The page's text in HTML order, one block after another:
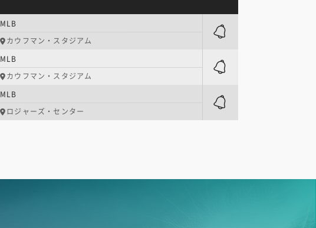
MLB
カウフマン・スタジアム
MLB
カウフマン・スタジアム
MLB
ロジャーズ・センター